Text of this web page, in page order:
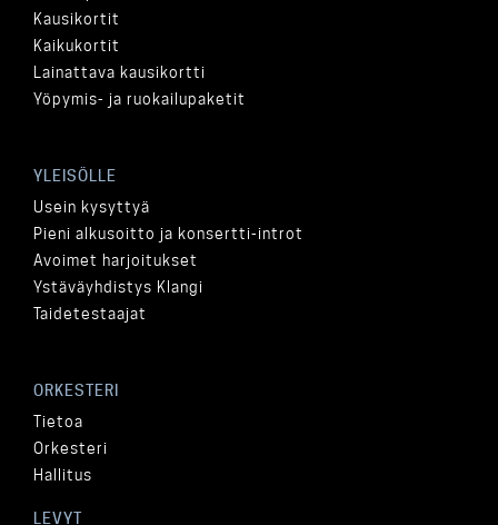
Kausikortit
Kaikukortit
Lainattava kausikortti
Yöpymis- ja ruokailupaketit
YLEISÖLLE
Usein kysyttyä
Pieni alkusoitto ja konsertti-introt
Avoimet harjoitukset
Ystäväyhdistys Klangi
Taidetestaajat
ORKESTERI
Tietoa
Orkesteri
Hallitus
LEVYT